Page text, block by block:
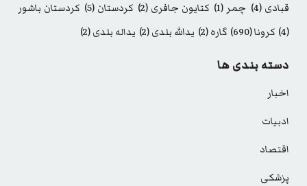
قبادی (4) چمر (1) کتایون جافری (2) کردستان (5)
کردستان باشور
(4)
کرونا(690) گاره(2) یدالله بلدی(2) یداله بلدی(2)
دسته بندی ها
اخبار
ادبیات
اقتصاد
پزشکی